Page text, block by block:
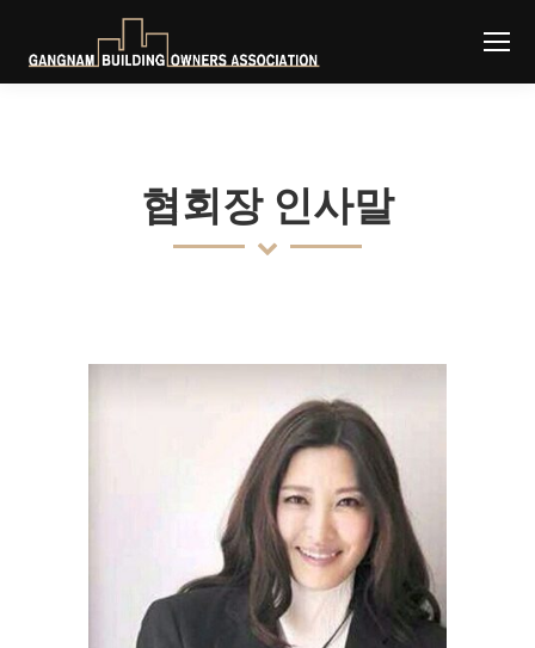
협회장 인사말